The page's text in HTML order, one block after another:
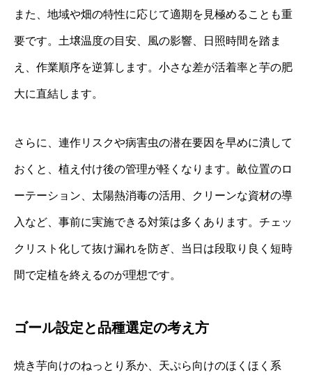
また、地域や畑の特性に応じて適期を見極めることも重
要です。土壌温度の目安、風の影響、日照時間を踏ま
え、作業順序を逆算します。小さな差が活着率と芋の肥
大に直結します。
さらに、連作リスクや病害虫の潜在要因を早めに潰して
おくと、植え付け後の管理が軽くなります。畝位置のロ
ーテーション、太陽熱消毒の活用、クリーンな資材の導
入など、事前に実施できる対策は多くあります。チェッ
クリスト化して抜け漏れを防ぎ、当日は段取り良く短時
間で定植を終えるのが理想です。
ゴール設定と品種選定の考え方
焼き芋向けのねっとり系か、天ぷら向けのほくほく系